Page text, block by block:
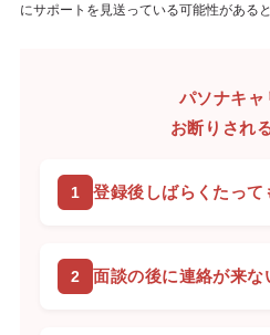
にサポートを見送っている可能性がある
パソナキャ
お断りされ
登録後しばらくたっ
面談の後に連絡が来な